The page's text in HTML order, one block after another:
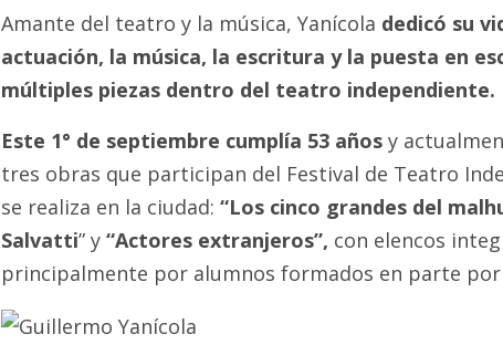
Amante del teatro y la música, Yanícola dedicó su
actuación, la música, la escritura y la puesta en
múltiples piezas dentro del teatro independiente.
Este 1° de septiembre cumplía 53 añosy
tres obras que participan del Festival de Teatro
se realiza en la ciudad: “Los cinco grandes del
Salvatti” y “Actores extranjeros”, con elencos
principalmente por alumnos formados en parte